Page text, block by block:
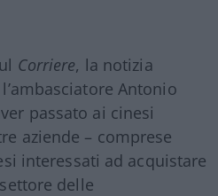
Corriere, la notizia
Antonio
passato ai cinesi
aziende – comprese
interessati ad acquistare
delle